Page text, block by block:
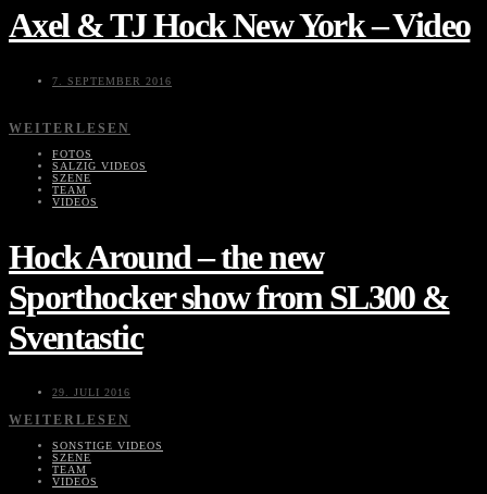
Axel & TJ Hock New York – Video
7. SEPTEMBER 2016
WEITERLESEN
FOTOS
SALZIG VIDEOS
SZENE
TEAM
VIDEOS
Hock Around – the new
Sporthocker show from SL300 &
Sventastic
29. JULI 2016
WEITERLESEN
SONSTIGE VIDEOS
SZENE
TEAM
VIDEOS